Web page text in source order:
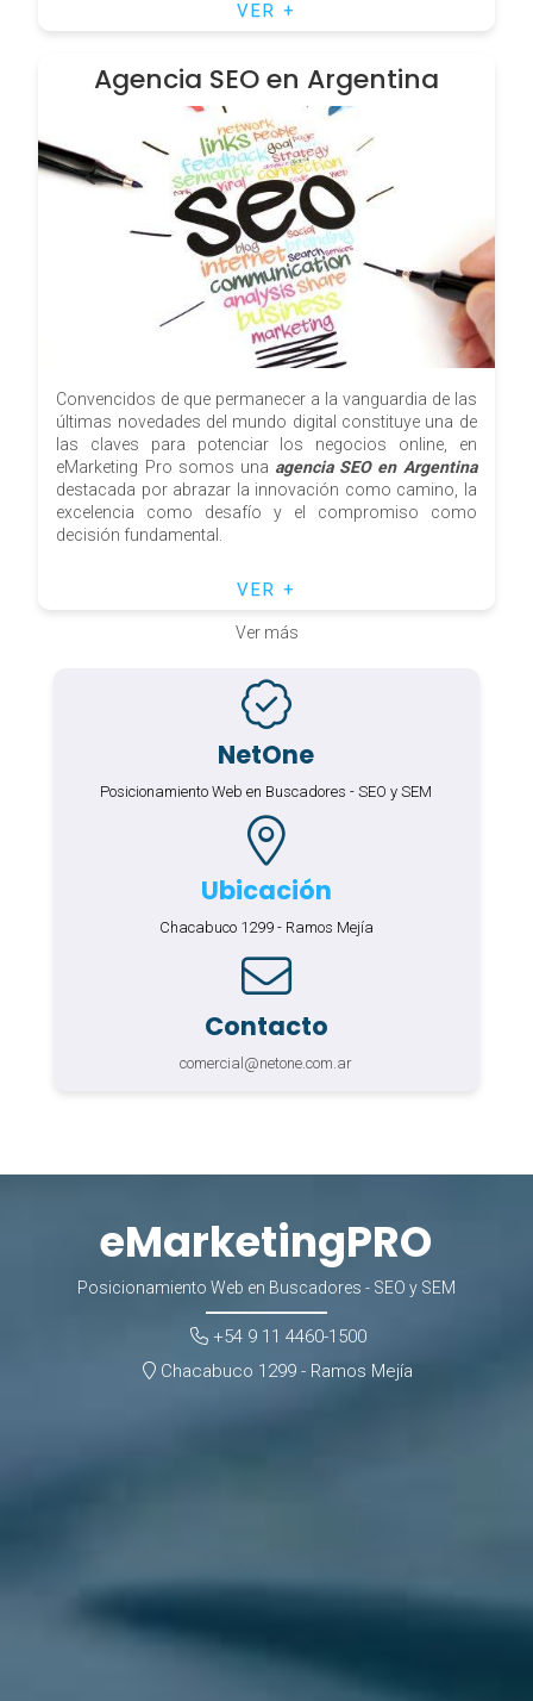
VER +
Agencia SEO en Argentina
Convencidos de que permanecer a la vanguardia de las
últimas novedades del mundo digital constituye una de
las claves para potenciar los negocios online, en
eMarketing Pro somos una agencia SEO en Argentina
destacada por abrazar la innovación como camino, la
excelencia como desafío y el compromiso como
decisión fundamental.
VER +
Ver más
NetOne
Posicionamiento Web en Buscadores - SEO y SEM
Ubicación
Chacabuco 1299 - Ramos Mejía
Contacto
comercial@netone.com.ar
eMarketingPRO
Posicionamiento Web en Buscadores - SEO y SEM
+54 9 11 4460-1500
Chacabuco 1299 - Ramos Mejía